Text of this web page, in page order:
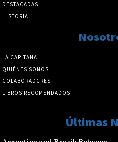
DESTACADAS
HISTORIA
LA CAPITANA
QUIÉNES SOMOS
COLABORADORES
LIBROS RECOMENDADOS
Últimas